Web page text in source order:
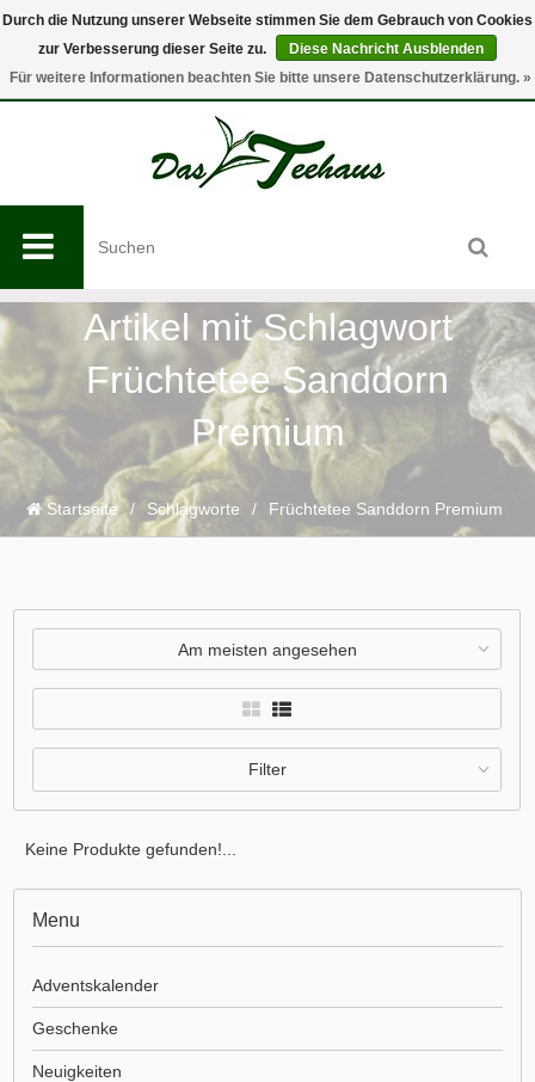
0
Artikel mit Schlagwort
Früchtetee Sanddorn
Premium
Startseite / Schlagworte / Früchtetee Sanddorn Premium
Am meisten angesehen
Filter
Keine Produkte gefunden!...
Menu
Adventskalender
Geschenke
Neuigkeiten
Durch die Nutzung unserer Webseite stimmen Sie dem Gebrauch von Cookies
zur Verbesserung dieser Seite zu.
Diese Nachricht Ausblenden
Für weitere Informationen beachten Sie bitte unsere Datenschutzerklärung. »